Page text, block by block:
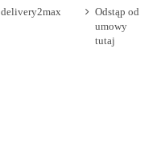
delivery2max
Odstąp od
umowy
tutaj